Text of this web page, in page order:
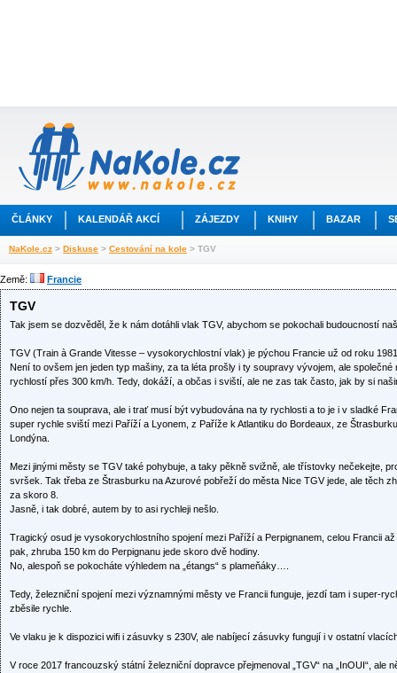
ČLÁNKY KALENDÁŘ AKCÍ ZÁJEZDY KNIHY BAZAR
NaKole.cz > Diskuse > Cestování na kole > TGV
Země: Francie
TGV
Tak jsem se dozvěděl, že k nám dotáhli vlak TGV, abychom se pokochali budoucností
TGV (Train à Grande Vitesse – vysokorychlostní vlak) je pýchou Francie už od roku
Není to ovšem jen jeden typ mašiny, za ta léta prošly i ty soupravy vývojem, ale
rychlostí přes 300 km/h. Tedy, dokáží, a občas i sviští, ale ne zas tak často, jak by si
Ono nejen ta souprava, ale i trať musí být vybudována na ty rychlosti a to je i v sladké
super rychle sviští mezi Paříží a Lyonem, z Paříže k Atlantiku do Bordeaux, ze
Londýna.
Mezi jinými městy se TGV také pohybuje, a taky pěkně svižně, ale třístovky nečekejte,
svršek. Tak třeba ze Štrasburku na Azurové pobřeží do města Nice TGV jede, ale těch
za skoro 8.
Jasně, i tak dobré, autem by to asi rychleji nešlo.
Tragický osud je vysokorychlostního spojení mezi Paříží a Perpignanem, celou Francii
pak, zhruba 150 km do Perpignanu jede skoro dvě hodiny.
No, alespoň se pokocháte výhledem na „étangs“ s plameňáky….
Tedy, železniční spojení mezi významnými městy ve Francii funguje, jezdí tam i super-
zběsile rychle.
Ve vlaku je k dispozici wifi i zásuvky s 230V, ale nabíjecí zásuvky fungují i v ostatní
V roce 2017 francouzský státní železniční dopravce přejmenoval „TGV“ na „InOUI“, ale